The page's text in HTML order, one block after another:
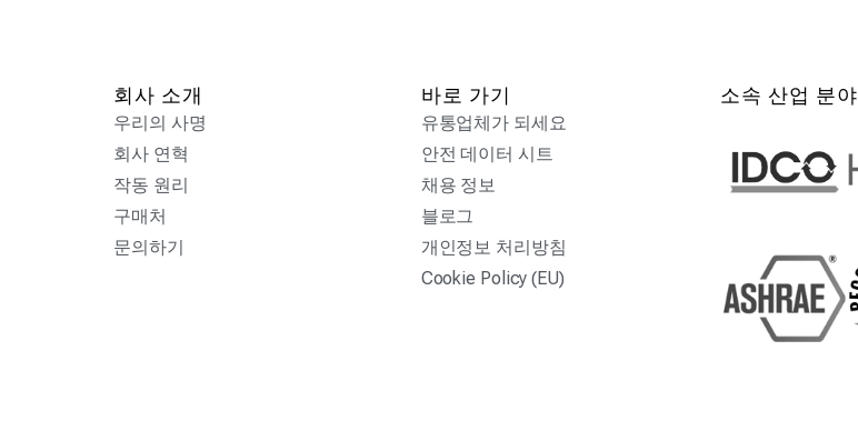
회사 소개
우리의 사명
회사 연혁
작동 원리
구매처
문의하기
바로 가기
유통업체가 되세요
안전 데이터 시트
채용 정보
블로그
개인정보 처리방침
Cookie Policy (EU)
소속 산업 분야